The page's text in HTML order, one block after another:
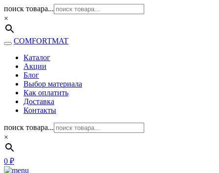
поиск товара...
×
COMFORTMAT
Каталог
Акции
Блог
Выбор материала
Как оплатить
Доставка
Контакты
поиск товара...
×
0 ₽